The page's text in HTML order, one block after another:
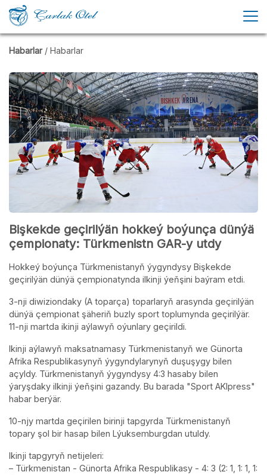
Habarlar / Habarlar
Bişkekde geçirilýän hokkeý boýunça dünýä
çempionaty: Türkmenistn GAR-y utdy
Hokkeý boýunça Türkmenistanyň ýygyndysy Bişkekde
geçirilýän dünýä çempionatynda ilkinji ýeňşini baýram etdi.
3-nji diwiziondaky (A toparça) toparlaryň arasynda geçirilýän
dünýä çempionat şäheriň buzly sport toplumynda geçirilýär.
11-nji martda ikinji aýlawyň oýunlary geçirildi.
Ikinji aýlawyň maksatnamasy Türkmenistanyň we Günorta
Afrika Respublikasynyň ýygyndylarynyň duşuşygy bilen
açyldy. Türkmenistanyň ýygyndysy 4:3 hasaby bilen
ýaryşdaky ilkinji ýeňşini gazandy. Bu barada "Sport AKIpress"
habar berýär.
10-njy martda geçirilen birinji tapgyrda Türkmenistanyň
topary şol bir hasap bilen Lýuksemburgdan utuldy.
Ikinji tapgyryň netijeleri:
– Türkmenistan - Günorta Afrika Respublikasy - 4: 3 (2: 1, 1: 1, 1: